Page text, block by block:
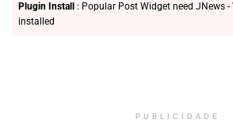
Plugin Install
: Popular Post Widget need JNews
installed
PUBLICIDADE